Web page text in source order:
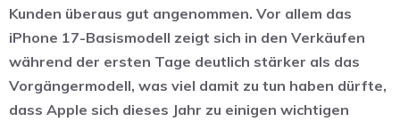
Kunden überaus gut angenommen. Vor allem das
iPhone 17-Basismodell zeigt sich in den Verkäufen
während der ersten Tage deutlich stärker als das
Vorgängermodell, was viel damit zu tun haben dürfte,
dass Apple sich dieses Jahr zu einigen wichtigen